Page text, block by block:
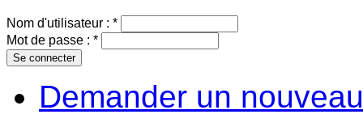
Nom d'utilisateur : *
Mot de passe : *
Demander un